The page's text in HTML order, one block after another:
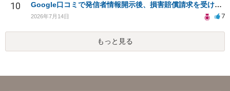
10 Google口コミで発信者情報開示後、損害賠償請求を受けています。示談について相談です。
2026年7月14日 7
もっと見る